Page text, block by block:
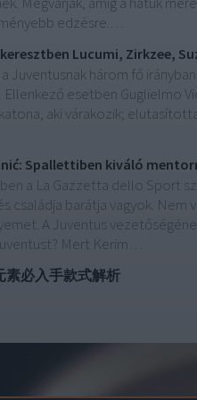
edzésre.…
Lucumi, Zirkzee,
Juventusnak három fő
Ellenkező esetben Guglielmo
aki várakozik;
Spallettiben kiváló
a La Gazzetta dello Sport
családja barátja vagyok.
A Juventus
Mert Kerim…
素必入手款式解析